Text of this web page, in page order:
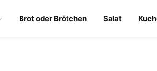
Brot oder Brötchen Salat